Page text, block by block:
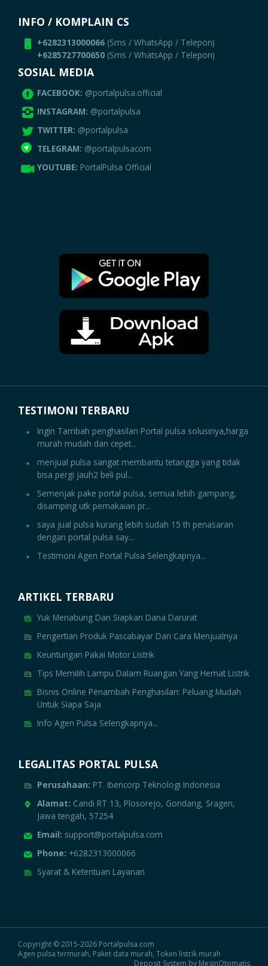
INFO / KOMPLAIN CS
+6282313000066 (Sms / WhatsApp / Telepon)
+6285727700650 (Sms / WhatsApp / Telepon)
SOSIAL MEDIA
FACEBOOK: @portalpulsa.official
INSTAGRAM: @portalpulsa
TWITTER: @portalpulsa
TELEGRAM: @portalpulsacom
YOUTUBE: PortalPulsa Official
TESTIMONI TERBARU
Ingin Tambah penghasilan Portal pulsa solusinya,harga
murah mudah dan cepet...
menjual pulsa sangat membantu tetangga yang tidak
bisa pergi jauh2 beli pul...
Semenjak pake portal pulsa, semua lebih gampang,
disamping utk pemakaian pr...
saya jual pulsa kurang lebih sudah 15 th penasaran
dengan portal pulsa say...
Testimoni Agen Portal Pulsa Selengkapnya...
ARTIKEL TERBARU
Yuk Menabung Dan Siapkan Dana Darurat
Pengertian Produk Pascabayar Dan Cara Menjualnya
Keuntungan Pakai Motor Listrik
Tips Memilih Lampu Dalam Ruangan Yang Hemat Listrik
Bisnis Online Penambah Penghasilan: Peluang Mudah
Untuk Siapa Saja
Info Agen Pulsa Selengkapnya...
LEGALITAS PORTAL PULSA
Perusahaan: PT. Ibencorp Teknologi Indonesia
Alamat: Candi RT 13, Plosorejo, Gondang, Sragen,
Jawa tengah, 57254
Email: support@portalpulsa.com
Phone: +6282313000066
Syarat & Ketentuan Layanan
Copyright © 2015-2026 Portalpulsa.com
Agen pulsa termurah, Paket data murah, Token listrik murah
Deposit System by MesinOtomatis